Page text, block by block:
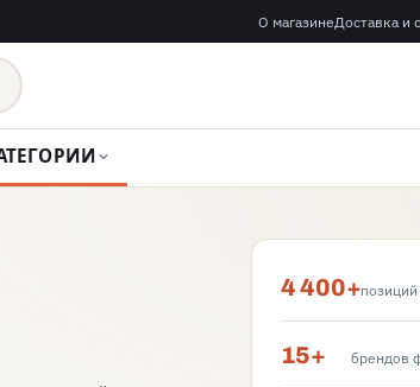
О магазинеДоставка и
4 400+
15+ брендов